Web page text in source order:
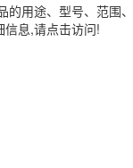
的用途、型号、范围
息,请点击访问!